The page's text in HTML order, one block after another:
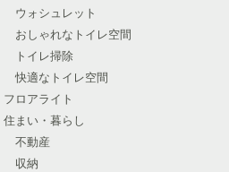
ウォシュレット
おしゃれなトイレ空間
トイレ掃除
快適なトイレ空間
フロアライト
住まい・暮らし
不動産
収納